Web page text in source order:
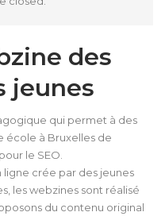
des
jeunes
qui permet à des
école à Bruxelles de
le SEO.
crée par des jeunes
les webzines sont réalisé
du contenu original